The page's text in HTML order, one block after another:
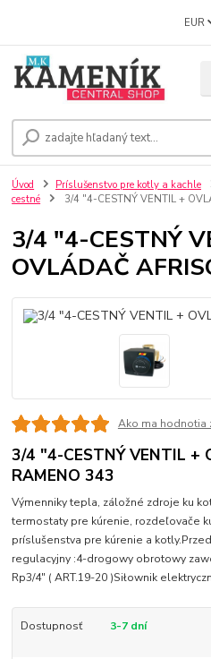
EUR
Úvod Príslušenstvo pre kotly a kachle
cestné
3/4 "4-CESTNÝ VENTIL +
3/4 "4-CESTNÝ
OVLÁDAČ
Ako ma hodnotia
3/4 "4-CESTNÝ VENTIL +
RAMENO 343
Výmenniky tepla, záložné zdroje ku
termostaty pre kúrenie, rozdeľovače
príslušenstva pre kúrenie a
regulacyjny :4-drogowy obrotowy
Rp3/4" ( ART.19-20 )Siłownik
Dostupnosť 3-7 dní